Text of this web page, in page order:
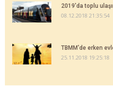
2019'da toplu
08.12.2018 21:35:54
TBMM'de erken
25.11.2018 19:25:18